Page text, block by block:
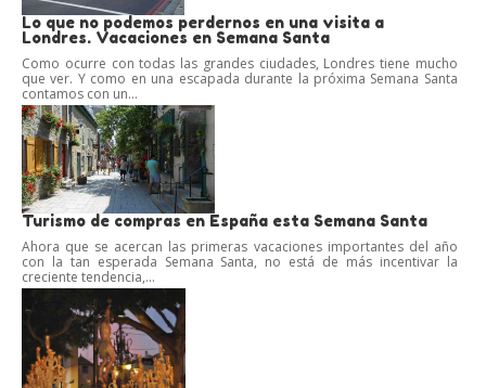
Lo que no podemos perdernos en una visita a
Londres. Vacaciones en Semana Santa
Como ocurre con todas las grandes ciudades, Londres tiene mucho
que ver. Y como en una escapada durante la próxima Semana Santa
contamos con un...
Turismo de compras en España esta Semana Santa
Ahora que se acercan las primeras vacaciones importantes del año
con la tan esperada Semana Santa, no está de más incentivar la
creciente tendencia,...